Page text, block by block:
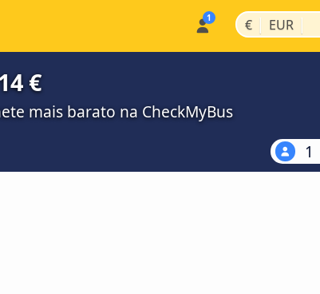
€ | EUR |
€
mais barato na CheckMyBus
1